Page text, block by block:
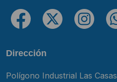
Dirección
Polígono Industrial Las Casas